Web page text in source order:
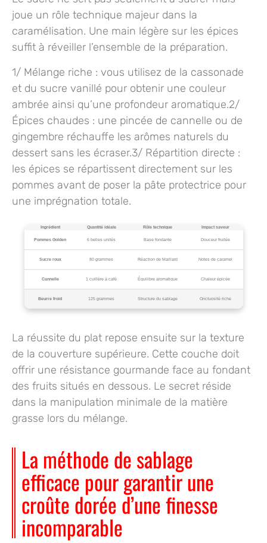
joue un rôle technique majeur dans la
caramélisation. Une main légère sur les épices
suffit à réveiller l’ensemble de la préparation.
1/ Mélange riche : vous utilisez de la cassonade
et du sucre vanillé pour obtenir une couleur
ambrée ainsi qu’une profondeur aromatique.2/
Épices chaudes : une pincée de cannelle ou de
gingembre réchauffe les arômes naturels du
dessert sans les écraser.3/ Répartition directe :
les épices se répartissent directement sur les
pommes avant de poser la pâte protectrice pour
une imprégnation totale.
Ingrédient Quantité idéale Rôle technique Impact saveur
Pommes Golden 6 belles unités Base fondante Douceur fruitée
Sucre roux 80 grammes Réaction de Maillard Notes de caramel
Cannelle 1 cuillère à café Équilibre aromatique Chaleur épicée
Beurre froid 125 grammes Structure du sablage Onctuosité riche
La réussite du plat repose ensuite sur la texture
de la couverture supérieure. Cette couche doit
offrir une résistance gourmande face au fondant
des fruits situés en dessous. Le secret réside
dans la manipulation minimale de la matière
grasse lors du mélange.
La méthode de sablage
efficace pour garantir une
croûte dorée d’une finesse
incomparable